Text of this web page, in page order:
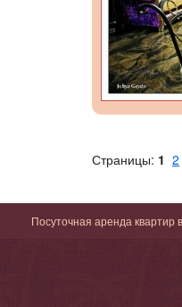
Страницы: 1 2
Посуточная аренда квартир